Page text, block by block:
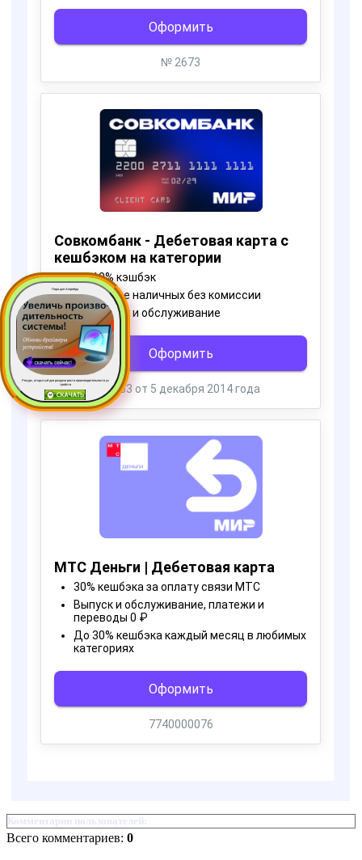
Пора для Апгрейда
Ресурс, открытый для раздачи роста производительности ус
тройств
Комментарии пользователей:
Всего комментариев: 0